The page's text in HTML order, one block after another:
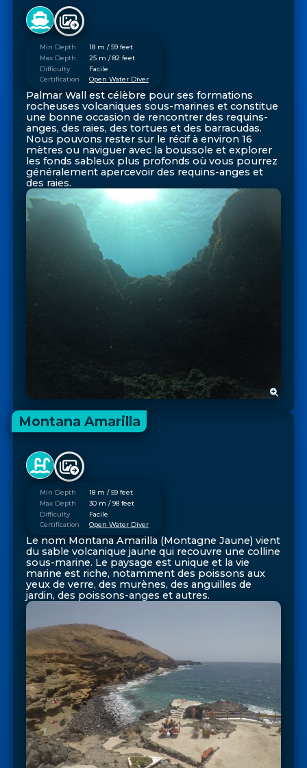
Min Depth
18 m / 59 feet
Max Depth
25 m / 82 feet
Difficulty
Facile
Certification
Open Water Diver
Palmar Wall est célèbre pour ses formations
rocheuses volcaniques sous-marines et constitue
une bonne occasion de rencontrer des requins-
anges, des raies, des tortues et des barracudas.
Nous pouvons rester sur le récif à environ 16
mètres ou naviguer avec la boussole et explorer
les fonds sableux plus profonds où vous pourrez
généralement apercevoir des requins-anges et
des raies.
Montana Amarilla
Min Depth
18 m / 59 feet
Max Depth
30 m / 98 feet
Difficulty
Facile
Certification
Open Water Diver
Le nom Montana Amarilla (Montagne Jaune) vient
du sable volcanique jaune qui recouvre une colline
sous-marine. Le paysage est unique et la vie
marine est riche, notamment des poissons aux
yeux de verre, des murènes, des anguilles de
jardin, des poissons-anges et autres.